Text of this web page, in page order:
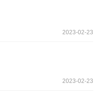
2023-02-23
2023-02-23